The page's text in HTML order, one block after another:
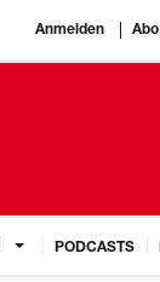
Anmelden Abo
PODCASTS